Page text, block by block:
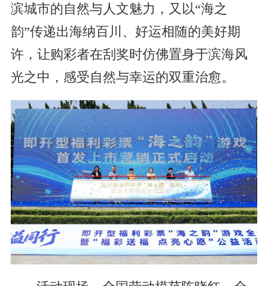
滨城市的自然与人文魅力，又以“海之
韵”传递出海纳百川、好运相随的美好期
许，让购彩者在刮奖时仿佛置身于滨海风
光之中，感受自然与幸运的双重治愈。